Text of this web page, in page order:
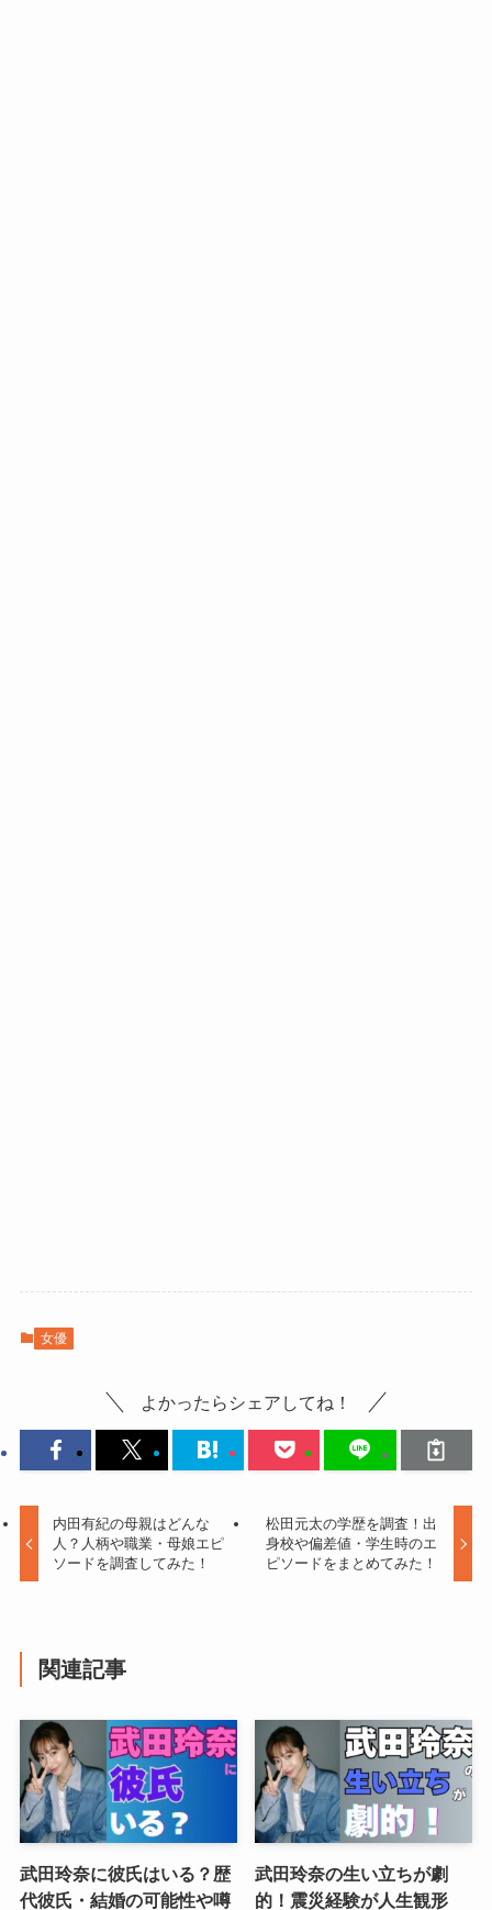
女優
よかったらシェアしてね！
内田有紀の母親はどんな
人？人柄や職業・母娘エピ
ソードを調査してみた！
松田元太の学歴を調査！出
身校や偏差値・学生時のエ
ピソードをまとめてみた！
関連記事
武田玲奈に彼氏はいる？歴
代彼氏・結婚の可能性や噂
武田玲奈の生い立ちが劇
的！震災経験が人生観形